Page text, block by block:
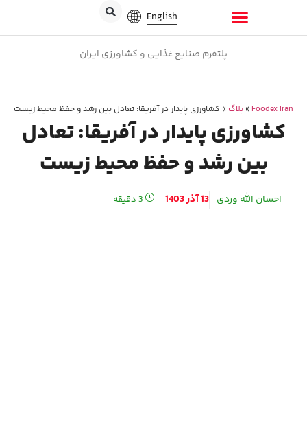
English
پلتفرم صنایع غذایی و کشاورزی ایران
Foodex Iran
» بلاگ » کشاورزی پایدار در آفریقا: تعادل بین رشد و حفظ محیط زیست
کشاورزی پایدار در آفریقا: تعادل
بین رشد و حفظ محیط زیست
احسان الله وردی 13 آذر 1403 3 دقیقه